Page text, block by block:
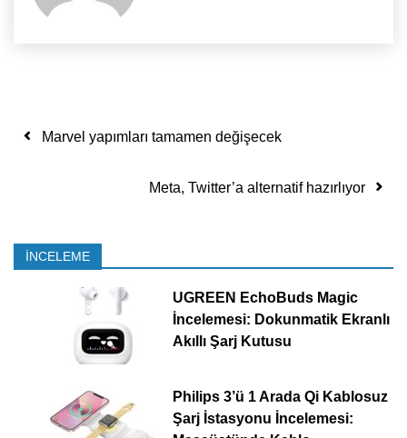
Yazı dolaşımı
Marvel yapımları tamamen değişecek
Meta, Twitter’a alternatif hazırlıyor
İNCELEME
UGREEN EchoBuds Magic
İncelemesi: Dokunmatik Ekranlı
Akıllı Şarj Kutusu
Philips 3’ü 1 Arada Qi Kablosuz
Şarj İstasyonu İncelemesi: